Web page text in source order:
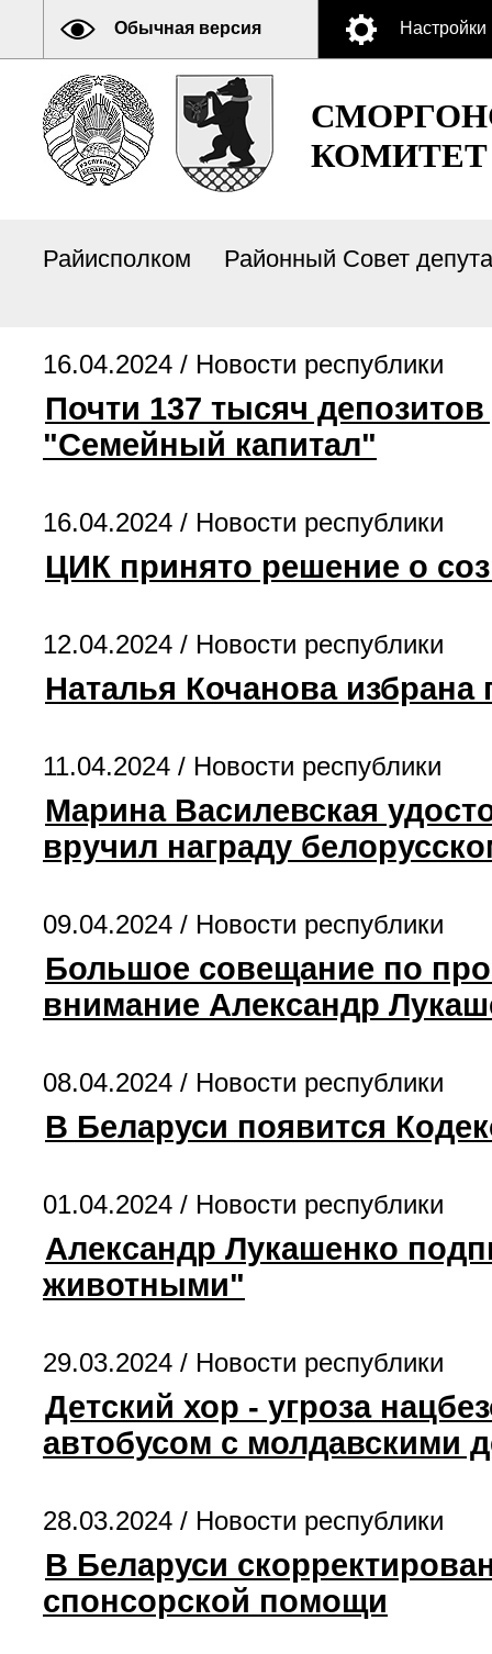
Обычная версия Настройки
КОМИТЕТ
Райисполком Районный Совет
16.04.2024 / Новости республики
Почти 137 тысяч
"Семейный капитал"
16.04.2024 / Новости республики
ЦИК принято решение о
12.04.2024 / Новости республики
Наталья Кочанова
11.04.2024 / Новости республики
Марина Василевская
вручил награду
09.04.2024 / Новости республики
Большое совещание по
внимание Александр
08.04.2024 / Новости республики
В Беларуси появится
01.04.2024 / Новости республики
Александр Лукашенко
животными"
29.03.2024 / Новости республики
Детский хор - угроза
автобусом с молдавскими
28.03.2024 / Новости республики
В Беларуси
спонсорской помощи